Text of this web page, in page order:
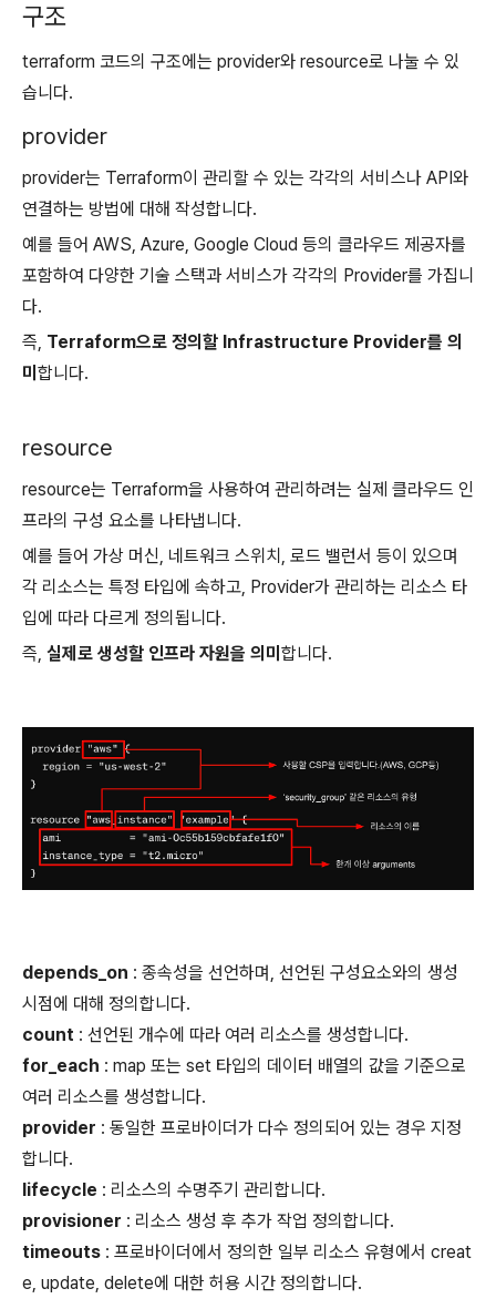
구조
terraform 코드의 구조에는 provider와 resource로 나눌 수 있
습니다.
provider
provider는 Terraform이 관리할 수 있는 각각의 서비스나 API와
연결하는 방법에 대해 작성합니다.
예를 들어 AWS, Azure, Google Cloud 등의 클라우드 제공자를
포함하여 다양한 기술 스택과 서비스가 각각의 Provider를 가집니
다.
즉, Terraform으로 정의할 Infrastructure Provider를 의
미 합니다.
resource
resource는 Terraform을 사용하여 관리하려는 실제 클라우드 인
프라의 구성 요소를 나타냅니다.
예를 들어 가상 머신, 네트워크 스위치, 로드 밸런서 등이 있으며
각 리소스는 특정 타입에 속하고, Provider가 관리하는 리소스 타
입에 따라 다르게 정의됩니다.
즉, 실제로 생성할 인프라 자원을 의미 합니다.
depends_on : 종속성을 선언하며, 선언된 구성요소와의 생성
시점에 대해 정의합니다.
count : 선언된 개수에 따라 여러 리소스를 생성합니다.
for_each : map 또는 set 타입의 데이터 배열의 값을 기준으로
여러 리소스를 생성합니다.
provider : 동일한 프로바이더가 다수 정의되어 있는 경우 지정
합니다.
lifecycle : 리소스의 수명주기 관리합니다.
provisioner : 리소스 생성 후 추가 작업 정의합니다.
timeouts : 프로바이더에서 정의한 일부 리소스 유형에서 creat
e, update, delete에 대한 허용 시간 정의합니다.